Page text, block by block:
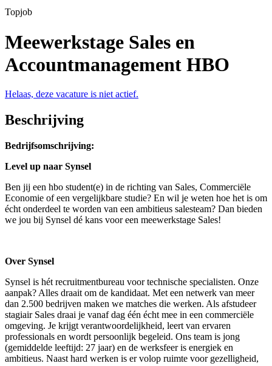
Topjob
Meewerkstage Sales en
Accountmanagement HBO
Helaas, deze vacature is niet actief.
Beschrijving
Bedrijfsomschrijving:
Level up naar Synsel
Ben jij een hbo student(e) in de richting van Sales, Commerciële
Economie of een vergelijkbare studie? En wil je weten hoe het is om
écht onderdeel te worden van een ambitieus salesteam? Dan bieden
we jou bij Synsel dé kans voor een meewerkstage Sales!
Over Synsel
Synsel is hét recruitmentbureau voor technische specialisten. Onze
aanpak? Alles draait om de kandidaat. Met een netwerk van meer
dan 2.500 bedrijven maken we matches die werken. Als afstudeer
stagiair Sales draai je vanaf dag één écht mee in een commerciële
omgeving. Je krijgt verantwoordelijkheid, leert van ervaren
professionals en wordt persoonlijk begeleid. Ons team is jong
(gemiddelde leeftijd: 27 jaar) en de werksfeer is energiek en
ambitieus. Naast hard werken is er volop ruimte voor gezelligheid,